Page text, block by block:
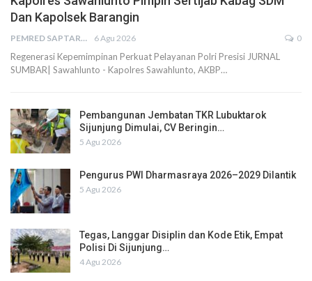
Dan Kapolsek Barangin
PEMRED SAPTARIUS 6 Agu 2026 0
Regenerasi Kepemimpinan Perkuat Pelayanan Polri Presisi JURNAL
SUMBAR| Sawahlunto - Kapolres Sawahlunto, AKBP…
Pembangunan Jembatan TKR Lubuktarok
Sijunjung Dimulai, CV Beringin…
5 Agu 2026
Pengurus PWI Dharmasraya 2026–2029 Dilantik
5 Agu 2026
Tegas, Langgar Disiplin dan Kode Etik, Empat
Polisi Di Sijunjung…
4 Agu 2026